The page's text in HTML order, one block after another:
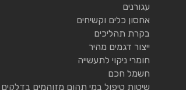
עגורנים
אחסון כלים וקשיחים
בקרת תהליכים
ייצור דגמים מהיר
חומרי ניקוי לתעשייה
חשמל חכם
שיטות טיפול במי תהום מזוהמים בדלקים